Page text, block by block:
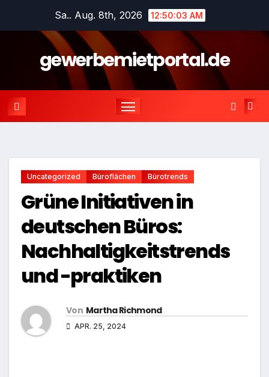
Sa.. Aug. 8th, 2026 12:50:04 AM
gewerbemietportal.de
Uncategorized Büroflächen Bürotrends
Grüne Initiativen in
deutschen Büros:
Nachhaltigkeitstrends
und -praktiken
Von Martha Richmond
APR. 25, 2024